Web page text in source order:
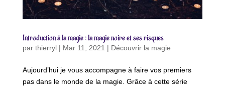
Introduction à la magie : la magie noire et ses risques
par thierryl| Mar 11, 2021 | Découvrir la magie
Aujourd’hui je vous accompagne à faire vos premiers
pas dans le monde de la magie. Grâce à cette série